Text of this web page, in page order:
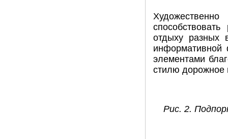
отдыху разных
элементами
стилю дорожное
Рис. 2.